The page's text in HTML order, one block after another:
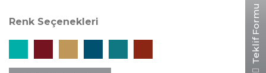
Renk Seçenekleri Teklif Formu